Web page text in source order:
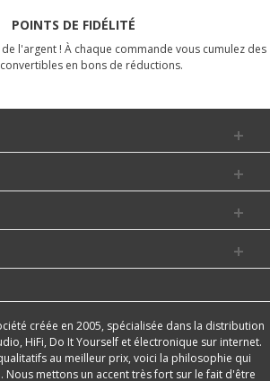
POINTS DE FIDÉLITÉ
l'argent ! À chaque commande vous cumulez des
en bons de réductions.
créée en 2005, spécialisée dans la distribution
HiFi, Do It Yourself et électronique sur internet.
au meilleur prix, voici la philosophie qui
Nous mettons un accent très fort sur le fait d'être